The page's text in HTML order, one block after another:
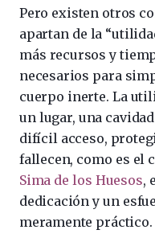
Pero existen otros
apartan de la
más recursos y
necesarios para
cuerpo inerte. La
un lugar, una
difícil acceso,
fallecen, como es el
Sima de los Huesos,
dedicación y un
meramente práctico.